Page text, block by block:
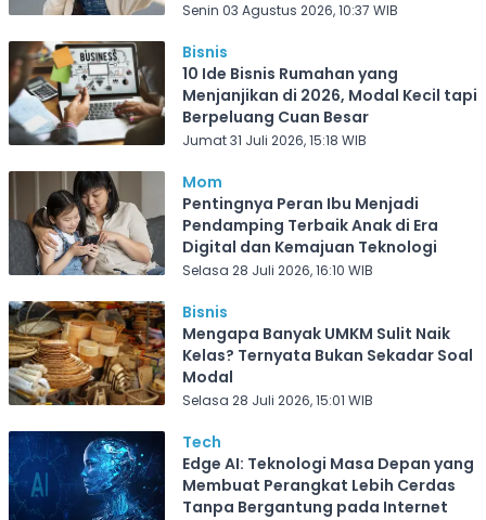
Senin 03 Agustus 2026, 10:37 WIB
Bisnis
10 Ide Bisnis Rumahan yang
Menjanjikan di 2026, Modal Kecil tapi
Berpeluang Cuan Besar
Jumat 31 Juli 2026, 15:18 WIB
Mom
Pentingnya Peran Ibu Menjadi
Pendamping Terbaik Anak di Era
Digital dan Kemajuan Teknologi
Selasa 28 Juli 2026, 16:10 WIB
Bisnis
Mengapa Banyak UMKM Sulit Naik
Kelas? Ternyata Bukan Sekadar Soal
Modal
Selasa 28 Juli 2026, 15:01 WIB
Tech
Edge AI: Teknologi Masa Depan yang
Membuat Perangkat Lebih Cerdas
Tanpa Bergantung pada Internet